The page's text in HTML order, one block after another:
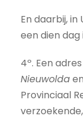
En daarbij,
een dien dag
4º. Een
Nieuwolda
Provinciaal